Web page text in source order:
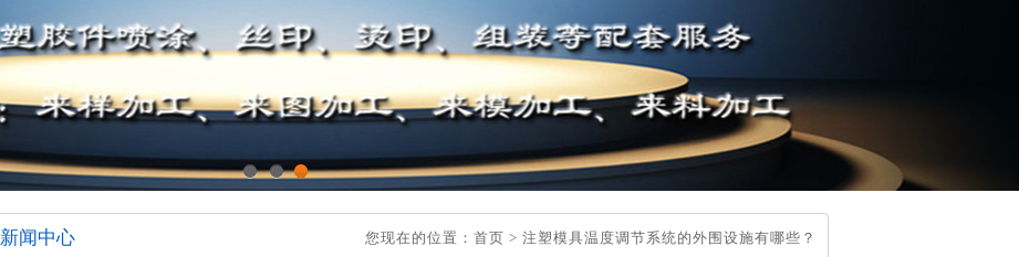
1 2 3
您现在的位置： 首页 > 注塑模具温度调节系统的外围设施有哪些？
新闻中心